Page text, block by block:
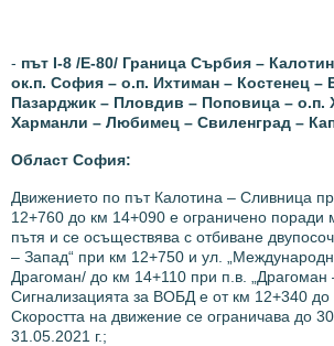
- път І-8 /Е-80/ Граница Сърбия –
ок.п. София – о.п. Ихтиман – Костенец –
Пазарджик – Пловдив – Поповица – о.п.
Харманли – Любимец – Свиленград –
Област София:
Движението по път Калотина – Сливница
12+760 до км 14+090 е ограничено поради
пътя и се осъществява с отбиване
– Запад“ при км 12+750 и ул.
Драгоман/ до км 14+110 при п.в. „Драгоман
Сигнализацията за ВОБД е от км 12+340 до
Скоростта на движение се ограничава до
31.05.2021 г.;